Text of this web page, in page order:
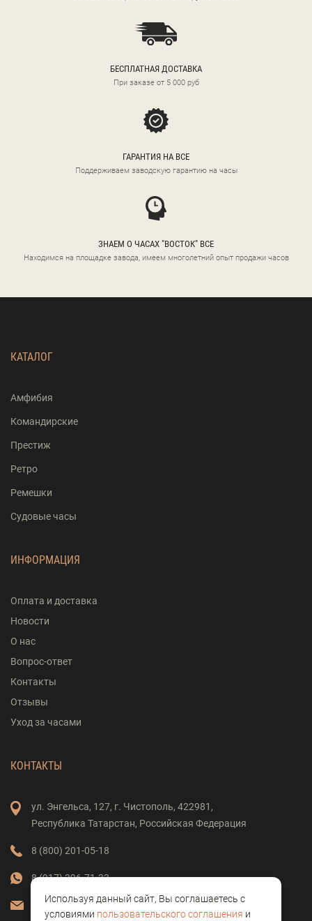
БЕСПЛАТНАЯ ДОСТАВКА
При заказе от 5 000 руб
ГАРАНТИЯ НА ВСЕ
Поддерживаем заводскую гарантию на часы
ЗНАЕМ О ЧАСАХ "ВОСТОК" ВСЕ
Находимся на площадке завода, имеем многолетний опыт продажи часов
КАТАЛОГ
Амфибия
Командирские
Престиж
Ретро
Ремешки
Судовые часы
ИНФОРМАЦИЯ
Оплата и доставка
Новости
О нас
Вопрос-ответ
Контакты
Отзывы
Уход за часами
КОНТАКТЫ
ул. Энгельса, 127, г. Чистополь, 422981,
Республика Татарстан, Российская Федерация
8 (800) 201-05-18
8 (917) 396-71-33
vostok-clock@mail.ru
Используя данный сайт, Вы соглашаетесь с
условиями пользовательского соглашения и